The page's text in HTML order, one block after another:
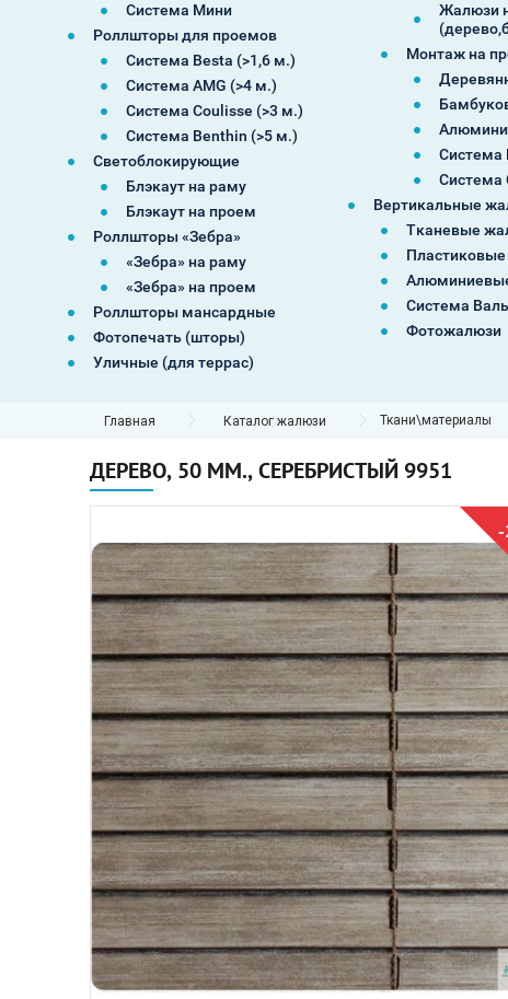
Система Мини
Роллшторы для проемов
Система Besta (>1,6 м.)
Система AMG (>4 м.)
Система Coulisse (>3 м.)
Система Benthin (>5 м.)
Светоблокирующие
Блэкаут на раму
Блэкаут на проем
Роллшторы «Зебра»
«Зебра» на раму
«Зебра» на проем
Роллшторы мансардные
Фотопечать (шторы)
Уличные (для террас)
Жалюзи
Монтаж на
Система
Система
Вертикальные
Тканевые
Система
Фотожалюзи
Главная Каталог жалюзи Ткани\материалы
ДЕРЕВО, 50 ММ., СЕРЕБРИСТЫЙ 9951
-